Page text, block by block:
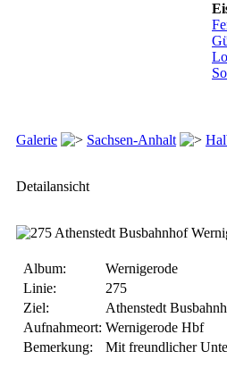
Galerie Sachsen-Anhalt
Detailansicht
Album:
Wernigerode
Linie:
275
Ziel:
Athenstedt
Aufnahmeort: Wernigerode Hbf
Bemerkung:
Mit freundlicher